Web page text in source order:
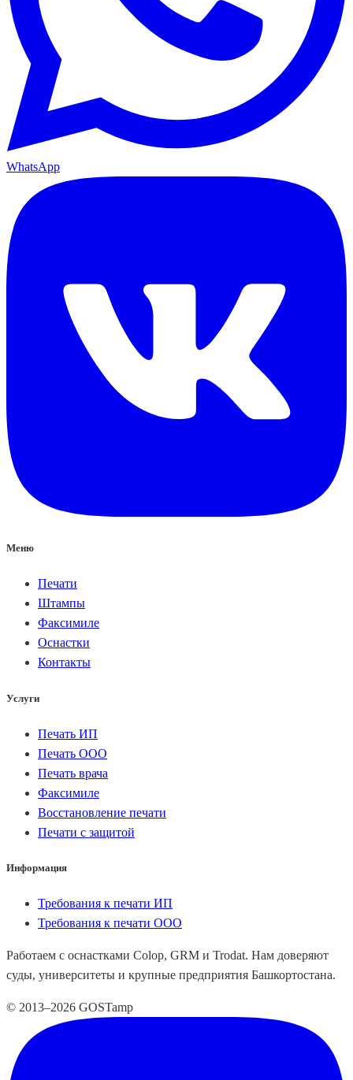
WhatsApp
Меню
Печати
Штампы
Факсимиле
Оснастки
Контакты
Услуги
Печать ИП
Печать ООО
Печать врача
Факсимиле
Восстановление печати
Печати с защитой
Информация
Требования к печати ИП
Требования к печати ООО
Работаем с оснастками Colop, GRM и Trodat. Нам доверяют
суды, университеты и крупные предприятия Башкортостана.
© 2013–2026 GOSTamp